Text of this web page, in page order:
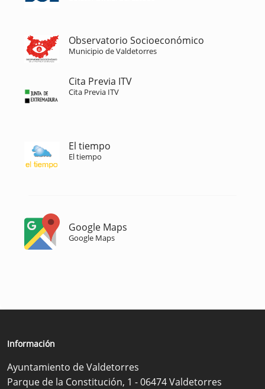
Observatorio Socioeconómico
Municipio de Valdetorres
Cita Previa ITV
Cita Previa ITV
El tiempo
El tiempo
Google Maps
Google Maps
Información
Ayuntamiento de Valdetorres
Parque de la Constitución, 1 - 06474 Valdetorres